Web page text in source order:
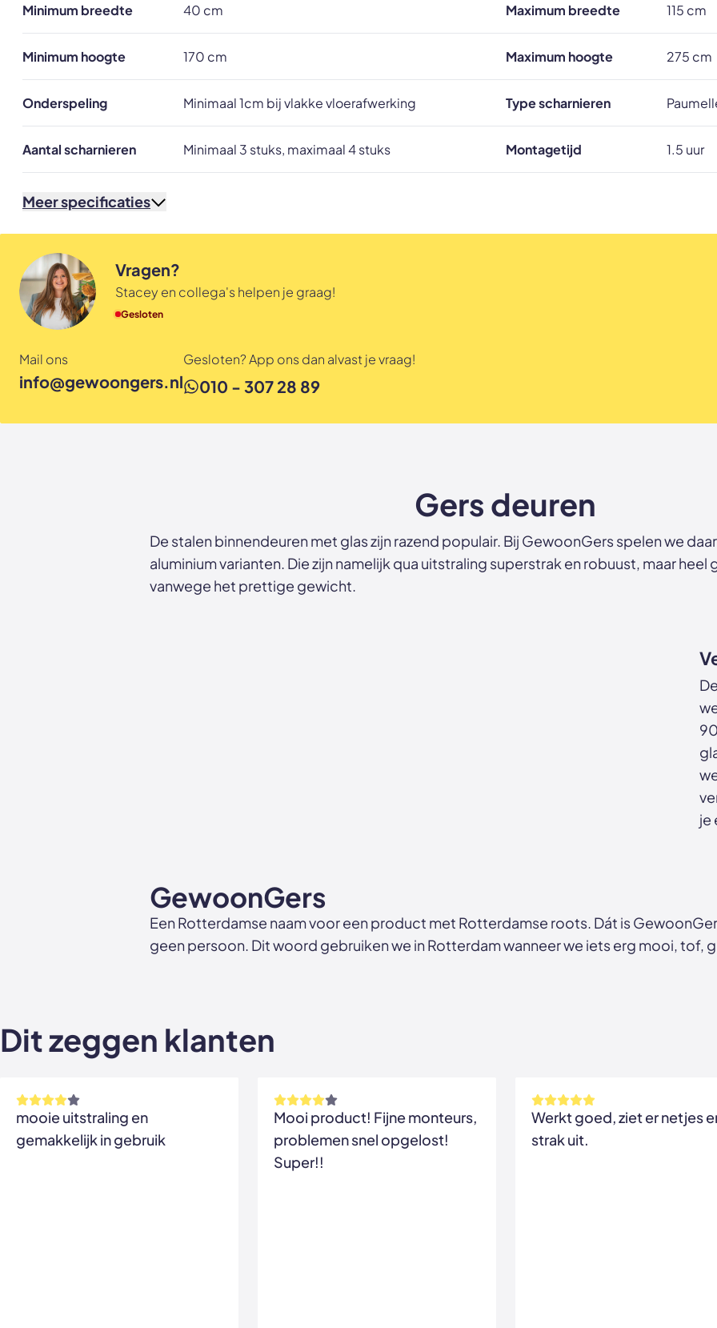
Minimum breedte 40 cm Maximum breedte 115 cm
Minimum hoogte 170 cm Maximum hoogte 275 cm
Onderspeling Minimaal 1cm bij vlakke vloerafwerking Type scharnieren
Aantal scharnieren Minimaal 3 stuks, maximaal 4 stuks Montagetijd 1.5 uur
Glassoort
Meer specificaties
Vragen?
Stacey en collega's helpen je graag!
Gesloten
Mail ons
info@gewoongers.nl
Gesloten? App ons dan alvast je vraag!
010 - 307 28 89
Gers deuren
De stalen binnendeuren met glas zijn razend populair. Bij GewoonGers spelen we
aluminium varianten. Die zijn namelijk qua uitstraling superstrak en robuust, maar
vanwege het prettige gewicht.
je
GewoonGers
Een Rotterdamse naam voor een product met Rotterdamse roots. Dát is
geen persoon. Dit woord gebruiken we in Rotterdam wanneer we iets erg mooi, tof,
Dit zeggen klanten
mooie uitstraling en
gemakkelijk in gebruik
Mooi product! Fijne monteurs,
problemen snel opgelost!
Super!!
Werkt goed, ziet er netjes
strak uit.